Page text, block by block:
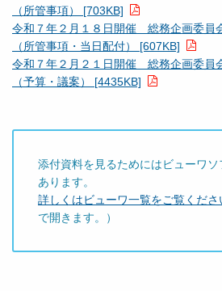
（所管事項） [703KB]
令和７年２月１８日開催 総務企画委
（所管事項・当日配付） [607KB]
令和７年２月２１日開催 総務企画委
（予算・議案） [4435KB]
添付資料を見るためにはビューワ
あります。
詳しくはビューワ一覧をご覧くださ
で開きます。）